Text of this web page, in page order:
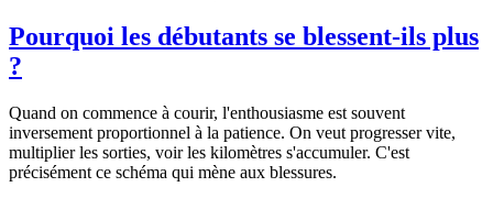
Pourquoi les débutants se blessent-ils plus
?
Quand on commence à courir, l'enthousiasme est souvent
inversement proportionnel à la patience. On veut progresser vite,
multiplier les sorties, voir les kilomètres s'accumuler. C'est
précisément ce schéma qui mène aux blessures.